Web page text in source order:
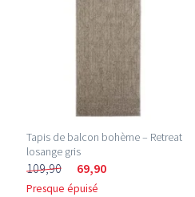
Tapis de balcon bohème – Retreat
losange gris
109,90 69,90
Presque épuisé